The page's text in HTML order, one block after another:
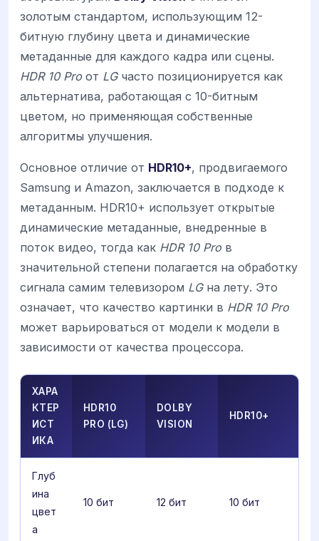
золотым стандартом, использующим 12-
битную глубину цвета и динамические
метаданные для каждого кадра или сцены.
HDR 10 Proот LGчасто позиционируется как
альтернатива, работающая с 10-битным
цветом, но применяющая собственные
алгоритмы улучшения.
Основное отличие от HDR10+, продвигаемого
Samsung и Amazon, заключается в подходе к
метаданным. HDR10+ использует открытые
динамические метаданные, внедренные в
поток видео, тогда как HDR 10 Pro в
значительной степени полагается на обработку
сигнала самим телевизором LGна лету. Это
означает, что качество картинки в HDR 10 Pro
может варьироваться от модели к модели в
зависимости от качества процессора.
ХАРА
КТЕР
ИСТ
ИКА
HDR10
PRO (LG)
DOLBY
VISION
HDR10+
Глуб
ина
цвет
а
10 бит 12 бит 10 бит